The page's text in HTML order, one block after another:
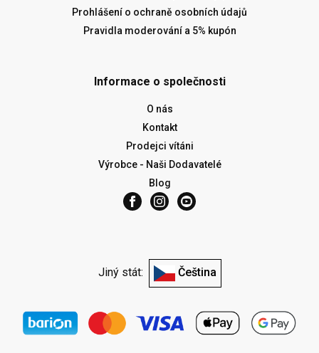
Prohlášení o ochraně osobních údajů
Pravidla moderování a 5% kupón
Informace o společnosti
O nás
Kontakt
Prodejci vítáni
Výrobce - Naši Dodavatelé
Blog
Jiný stát: Čeština